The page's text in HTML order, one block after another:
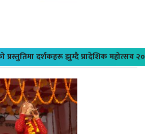
प्रस्तुतिमा दर्शकहरू झुम्दै प्रादेशिक महोत्सव